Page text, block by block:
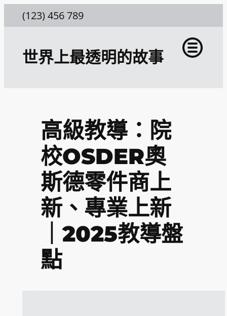
至
(123) 456 789
世界上最透明的故事
高級教導：院
校OSDER奧
斯德零件商上
新、專業上新
｜2025教導盤
點